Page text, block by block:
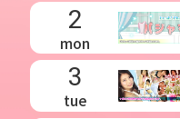
2
mon
3
tue